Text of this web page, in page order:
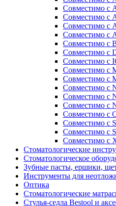
Совместимо с
Совместимо с
Совместимо с
Совместимо с
Совместимо с
Совместимо с
Совместимо с
Совместимо с
Совместимо с
Совместимо с
Совместимо с
Совместимо с
Совместимо с
Совместимо с
Совместимо с
Совместимо с
Стоматологические
Стоматологическое
Зубные пасты, ершики,
Инструменты для
Оптика
Стоматологические
Стулья-седла Bestool и